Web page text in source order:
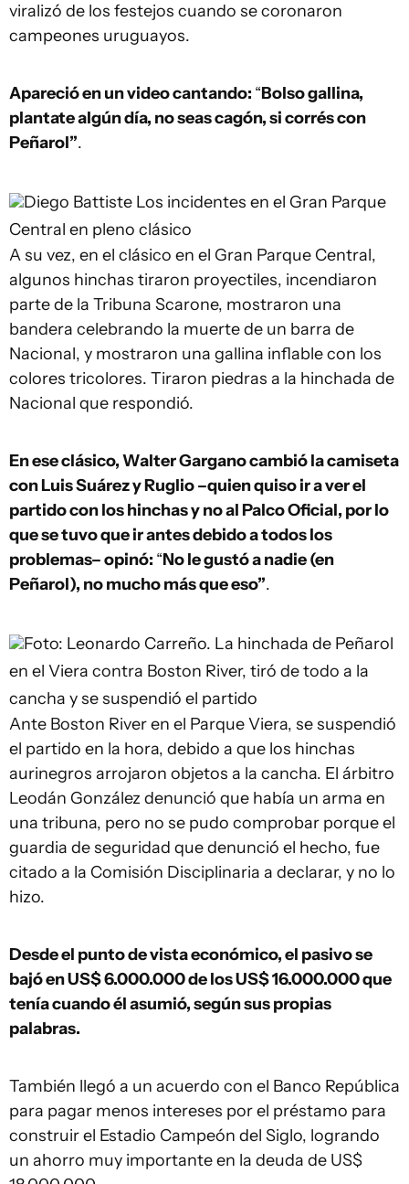
viralizó de los festejos cuando se coronaron
campeones uruguayos.
Apareció en un video cantando: “Bolso gallina,
plantate algún día, no seas cagón, si corrés con
Peñarol”.
Diego Battiste Los incidentes en el Gran Parque
Central en pleno clásico
A su vez, en el clásico en el Gran Parque Central,
algunos hinchas tiraron proyectiles, incendiaron
parte de la Tribuna Scarone, mostraron una
bandera celebrando la muerte de un barra de
Nacional, y mostraron una gallina inflable con los
colores tricolores. Tiraron piedras a la hinchada de
Nacional que respondió.
En ese clásico, Walter Gargano cambió la camiseta
con Luis Suárez y Ruglio –quien quiso ir a ver el
partido con los hinchas y no al Palco Oficial, por lo
que se tuvo que ir antes debido a todos los
problemas– opinó: “No le gustó a nadie (en
Peñarol), no mucho más que eso”.
Foto: Leonardo Carreño. La hinchada de Peñarol
en el Viera contra Boston River, tiró de todo a la
cancha y se suspendió el partido
Ante Boston River en el Parque Viera, se suspendió
el partido en la hora, debido a que los hinchas
aurinegros arrojaron objetos a la cancha. El árbitro
Leodán González denunció que había un arma en
una tribuna, pero no se pudo comprobar porque el
guardia de seguridad que denunció el hecho, fue
citado a la Comisión Disciplinaria a declarar, y no lo
hizo.
Desde el punto de vista económico, el pasivo se
bajó en US$ 6.000.000 de los US$ 16.000.000 que
tenía cuando él asumió, según sus propias
palabras.
También llegó a un acuerdo con el Banco República
para pagar menos intereses por el préstamo para
construir el Estadio Campeón del Siglo, logrando
un ahorro muy importante en la deuda de US$